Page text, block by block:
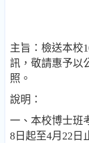
主旨：檢送本校
訊，敬請惠予以
照。
說明：
一、本校博士班
8日起至4月22日